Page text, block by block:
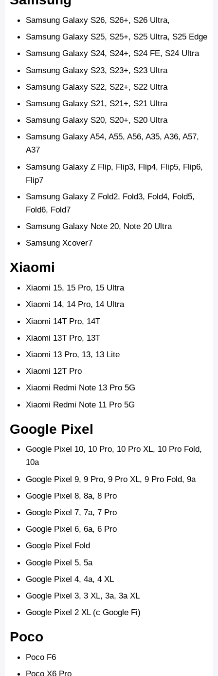
Samsung Galaxy S26, S26+, S26 Ultra,
Samsung Galaxy S25, S25+, S25 Ultra, S25 Edge
Samsung Galaxy S24, S24+, S24 FE, S24 Ultra
Samsung Galaxy S23, S23+, S23 Ultra
Samsung Galaxy S22, S22+, S22 Ultra
Samsung Galaxy S21, S21+, S21 Ultra
Samsung Galaxy S20, S20+, S20 Ultra
Samsung Galaxy A54, A55, A56, A35, A36, A57,
A37
Samsung Galaxy Z Flip, Flip3, Flip4, Flip5, Flip6,
Flip7
Samsung Galaxy Z Fold2, Fold3, Fold4, Fold5,
Fold6, Fold7
Samsung Galaxy Note 20, Note 20 Ultra
Samsung Xcover7
Xiaomi
Xiaomi 15, 15 Pro, 15 Ultra
Xiaomi 14, 14 Pro, 14 Ultra
Xiaomi 14T Pro, 14T
Xiaomi 13T Pro, 13T
Xiaomi 13 Pro, 13, 13 Lite
Xiaomi 12T Pro
Xiaomi Redmi Note 13 Pro 5G
Xiaomi Redmi Note 11 Pro 5G
Google Pixel
Google Pixel 10, 10 Pro, 10 Pro XL, 10 Pro Fold,
10a
Google Pixel 9, 9 Pro, 9 Pro XL, 9 Pro Fold, 9a
Google Pixel 8, 8a, 8 Pro
Google Pixel 7, 7a, 7 Pro
Google Pixel 6, 6a, 6 Pro
Google Pixel Fold
Google Pixel 5, 5a
Google Pixel 4, 4a, 4 XL
Google Pixel 3, 3 XL, 3a, 3a XL
Google Pixel 2 XL (с Google Fi)
Poco
Poco F6
Poco X6 Pro